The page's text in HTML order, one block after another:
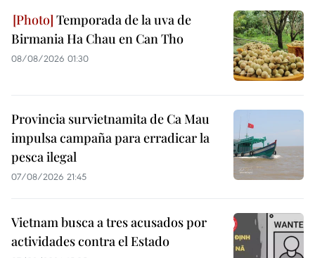
Temporada de la uva de
Birmania Ha Chau en Can Tho
08/08/2026 01:30
Provincia survietnamita de Ca Mau
impulsa campaña para erradicar la
pesca ilegal
07/08/2026 21:45
Vietnam busca a tres acusados por
actividades contra el Estado